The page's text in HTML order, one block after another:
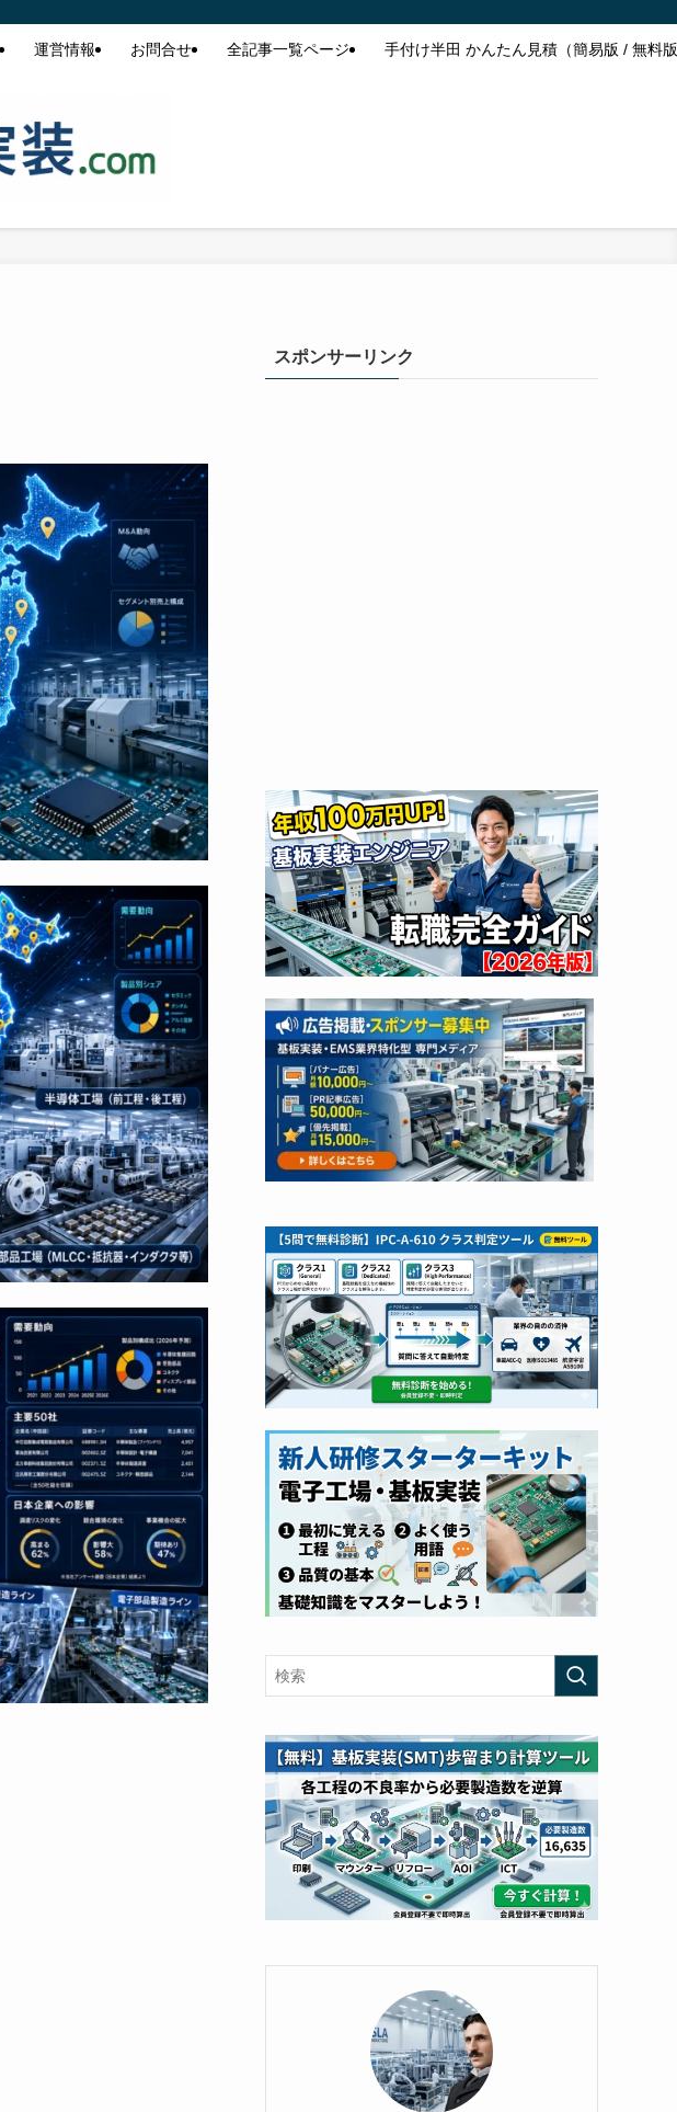
運営情報 お問合せ 全記事一覧ページ 手付け半田 かんたん見積（簡易版 / 無料
スポンサーリンク